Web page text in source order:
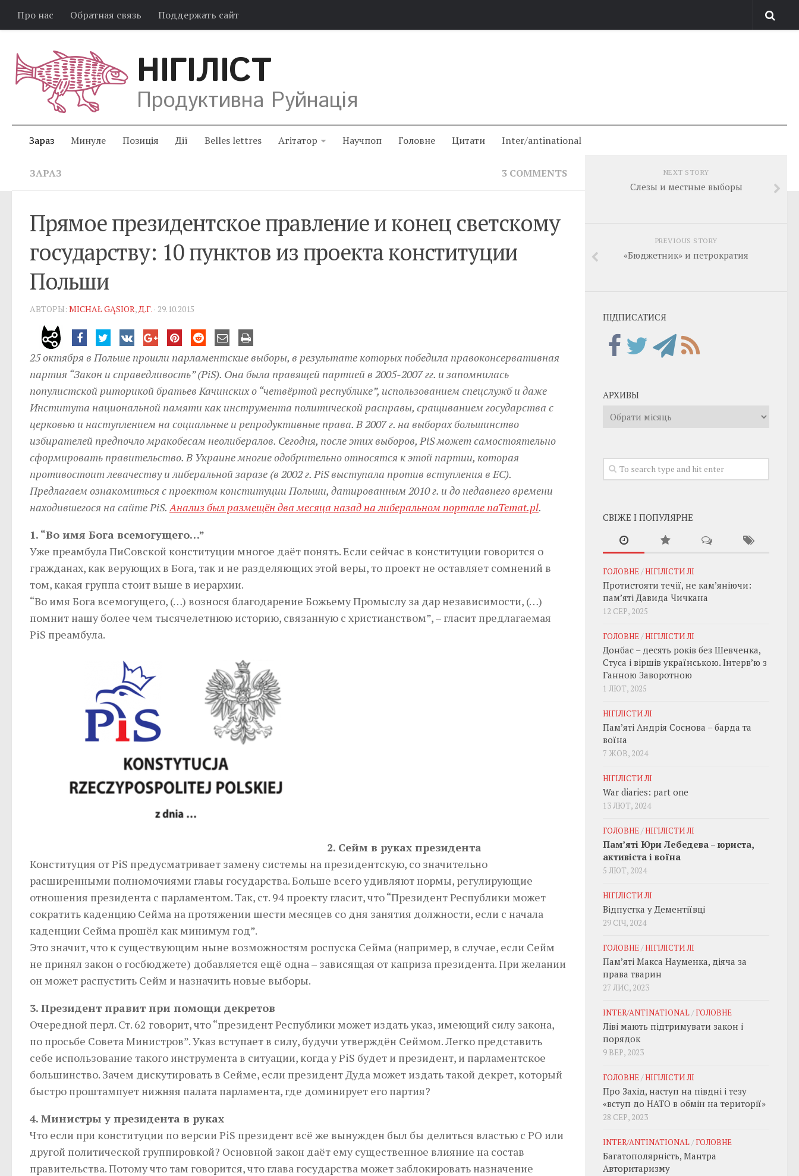
Про нас Обратная связь Поддержать сайт
НІГІЛІСТ
Продуктивна Руйнація
Зараз Минуле Позиція Дії Belles lettres Агітатор Научпоп Головне Цитати Inter/antinational
ЗАРАЗ 3 COMMENTS
Прямое президентское правление и конец светскому
государству: 10 пунктов из проекта конституции
Польши
АВТОРЫ: MICHAŁ GĄSIOR,Д.Г. · 29.10.2015
25 октября в Польше прошли парламентские выборы, в результате которых победила правоконсервативная
партия “Закон и справедливость” (PiS). Она была правящей партией в 2005-2007 гг. и запомнилась
популистской риторикой братьев Качинских о “четвёртой республике”, использованием спецслужб и даже
Института национальной памяти как инструмента политической расправы, сращиванием государства с
церковью и наступлением на социальные и репродуктивные права. В 2007 г. на выборах большинство
избирателей предпочло мракобесам неолибералов. Сегодня, после этих выборов, PiS может самостоятельно
сформировать правительство. В Украине многие одобрительно относятся к этой партии, которая
противостоит левачеству и либеральной заразе (в 2002 г. PiS выступала против вступления в ЕС).
Предлагаем ознакомиться с проектом конституции Польши, датированным 2010 г. и до недавнего времени
находившегося на сайте PiS.Анализ был размещён два месяца назад на либеральном портале naTemat.pl.
1. “Во имя Бога всемогущего…”
Уже преамбула ПиСовской конституции многое даёт понять. Если сейчас в конституции говорится о
гражданах, как верующих в Бога, так и не разделяющих этой веры, то проект не оставляет сомнений в
том, какая группа стоит выше в иерархии.
“Во имя Бога всемогущего, (…) вознося благодарение Божьему Промыслу за дар независимости, (…)
помнит нашу более чем тысячелетнюю историю, связанную с христианством”, – гласит предлагаемая
PiS преамбула.
2. Сейм в руках президента
Конституция от PiS предусматривает замену системы на президентскую, со значительно
расширенными полномочиями главы государства. Больше всего удивляют нормы, регулирующие
отношения президента с парламентом. Так, ст. 94 проекту гласит, что “Президент Республики может
сократить каденцию Сейма на протяжении шести месяцев со дня занятия должности, если с начала
каденции Сейма прошёл как минимум год”.
Это значит, что к существующим ныне возможностям роспуска Сейма (например, в случае, если Сейм
не принял закон о госбюджете) добавляется ещё одна – зависящая от каприза президента. При желании
он может распустить Сейм и назначить новые выборы.
3. Президент правит при помощи декретов
Очередной перл. Ст. 62 говорит, что “президент Республики может издать указ, имеющий силу закона,
по просьбе Совета Министров”. Указ вступает в силу, будучи утверждён Сеймом. Легко представить
себе использование такого инструмента в ситуации, когда у PiS будет и президент, и парламентское
большинство. Зачем дискутировать в Сейме, если президент Дуда может издать такой декрет, который
быстро проштампует нижняя палата парламента, где доминирует его партия?
4. Министры у президента в руках
Что если при конституции по версии PiS президент всё же вынужден был бы делиться властью с PO или
другой политической группировкой? Основной закон даёт ему существенное влияние на состав
правительства. Потому что там говорится, что глава государства может заблокировать назначение
NEXT STORY
Слезы и местные выборы
PREVIOUS STORY
«Бюджетник» и петрократия
ПІДПИСАТИСЯ
АРХИВЫ
Архивы
СВІЖЕ І ПОПУЛЯРНЕ
ГОЛОВНЕ/НІГІЛІСТИ ЛІ
Протистояти течії, не кам’яніючи:
пам’яті Давида Чичкана
12 СЕР, 2025
ГОЛОВНЕ/НІГІЛІСТИ ЛІ
Донбас – десять років без Шевченка,
Стуса і віршів українською. Інтерв’ю з
Ганною Заворотною
1 ЛЮТ, 2025
НІГІЛІСТИ ЛІ
Пам’яті Андрія Соснова – барда та
воїна
7 ЖОВ, 2024
НІГІЛІСТИ ЛІ
War diaries: part one
13 ЛЮТ, 2024
ГОЛОВНЕ/НІГІЛІСТИ ЛІ
Пам’яті Юри Лебедева – юриста,
активіста і воїна
5 ЛЮТ, 2024
НІГІЛІСТИ ЛІ
Відпустка у Дементіївці
29 СІЧ, 2024
ГОЛОВНЕ/НІГІЛІСТИ ЛІ
Пам’яті Макса Науменка, діяча за
права тварин
27 ЛИС, 2023
INTER/ANTINATIONAL/ГОЛОВНЕ
Ліві мають підтримувати закон і
порядок
9 ВЕР, 2023
ГОЛОВНЕ/НІГІЛІСТИ ЛІ
Про Захід, наступ на півдні і тезу
«вступ до НАТО в обмін на території»
28 СЕР, 2023
INTER/ANTINATIONAL/ГОЛОВНЕ
Багатополярність, Мантра
Авторитаризму